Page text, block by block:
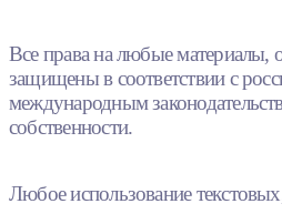
Все права на любые материалы,
защищены в соответствии с
международным
собственности.
Любое использование